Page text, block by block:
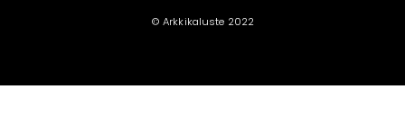
© Arkkikaluste 2022